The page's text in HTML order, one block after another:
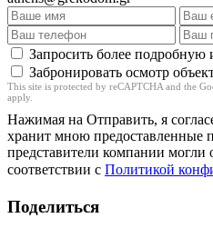
Запросить более
Забронировать осмотр
This site is protected by reCAPTCHA and the
apply.
Нажимая на Отправить, я
хранит мною предоставленные
представители компании могли
соответствии с Политикой
Поделиться